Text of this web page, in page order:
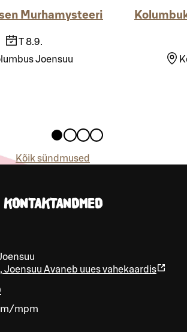
Murhamysteeri
T 8.9.
Joensuu
Kõik sündmused
KONTAKTANDMED
, Joensuu Avaneb uues vahekaardis
mpm